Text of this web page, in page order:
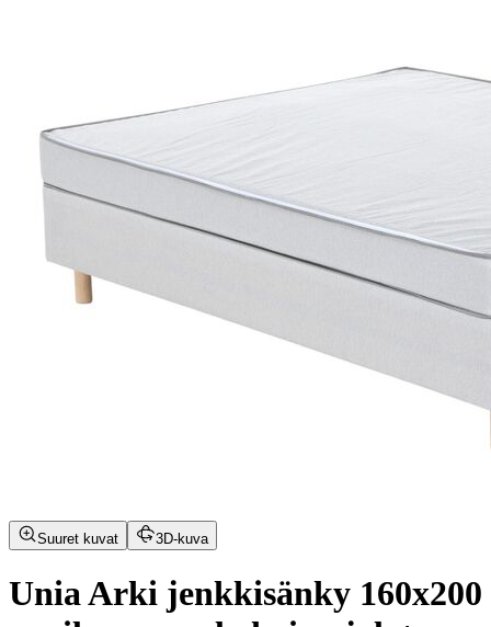
Suuret kuvat 3D-kuva
Unia Arki jenkkisänky 160x200